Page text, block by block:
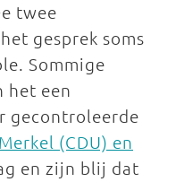
twee
gesprek soms
Sommige
het een
gecontroleerde
(CDU) en
en zijn blij dat